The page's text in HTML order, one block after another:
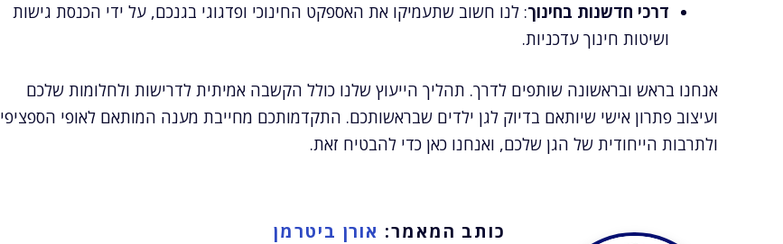
דרכי חדשנות בחינוך: לנו חשוב שתעמיקו את האספקט החינוכי ופדגוגי בגנכם, על ידי הכנסת גישות
ושיטות חינוך עדכניות.
אנחנו בראש ובראשונה שותפים לדרך. תהליך הייעוץ שלנו כולל הקשבה אמיתית לדרישות ולחלומות שלכם
ועיצוב פתרון אישי שיותאם בדיוק לגן ילדים שבראשותכם. התקדמותכם מחייבת מענה המותאם לאופי הספציפי
ולתרבות הייחודית של הגן שלכם, ואנחנו כאן כדי להבטיח זאת.
כותב המאמר: אורן ביטרמן